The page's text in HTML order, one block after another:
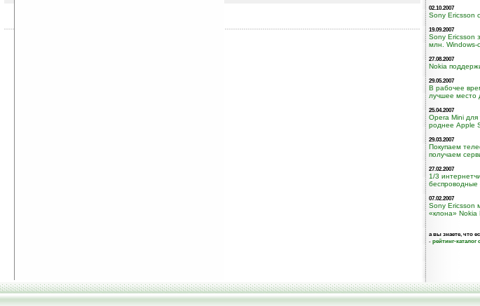
02.10.2007
Sony Ericsson
19.09.2007
Sony Ericsson
млн. Windows-
27.08.2007
Nokia
29.05.2007
В рабочее
лучшее место
25.04.2007
Opera Mini для
роднее Apple
29.03.2007
Покупаем
получаем
27.02.2007
1/3
беспроводные
07.02.2007
Sony Ericsson
«клона» Nokia
а вы знаете, что
- рейтинг-каталог